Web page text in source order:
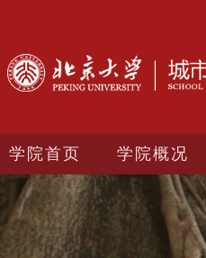
学院首页 学院概况